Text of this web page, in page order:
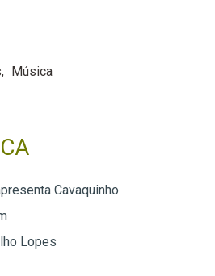
Música
Cavaquinho
Lopes